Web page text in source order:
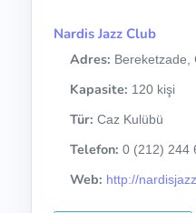
Nardis Jazz Club
Adres: Bereketzade,
Kapasite: 120 kişi
Tür: Caz Kulübü
Telefon: 0 (212) 244
Web: http://